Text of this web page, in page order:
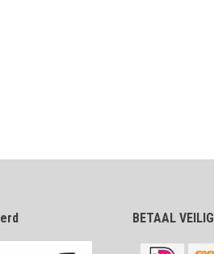
BETAAL VEILIG